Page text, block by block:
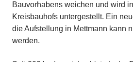
Bauvorhabens weichen und wird
Kreisbauhofs untergestellt. Ein
die Aufstellung in Mettmann kann
werden.